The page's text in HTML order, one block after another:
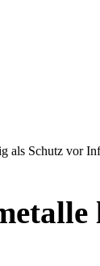
als Schutz vor